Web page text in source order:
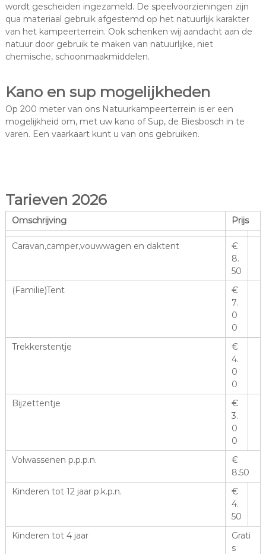
wordt gescheiden ingezameld. De speelvoorzieningen zijn
qua materiaal gebruik afgestemd op het natuurlijk karakter
van het kampeerterrein. Ook schenken wij aandacht aan de
natuur door gebruik te maken van natuurlijke, niet
chemische, schoonmaakmiddelen.
Kano en sup mogelijkheden
Op 200 meter van ons Natuurkampeerterrein is er een
mogelijkheid om, met uw kano of Sup, de Biesbosch in te
varen. Een vaarkaart kunt u van ons gebruiken.
Tarieven 2026
Omschrijving Prijs
Caravan,camper,vouwwagen en daktent
€
8.
50
(Familie)Tent
€
7.
0
0
Trekkerstentje
€
4.
0
0
Bijzettentje
€
3.
0
0
Volwassenen p.p.p.n.
€
8.50
Kinderen tot 12 jaar p.k.p.n.
€
4.
50
Kinderen tot 4 jaar
Grati
s